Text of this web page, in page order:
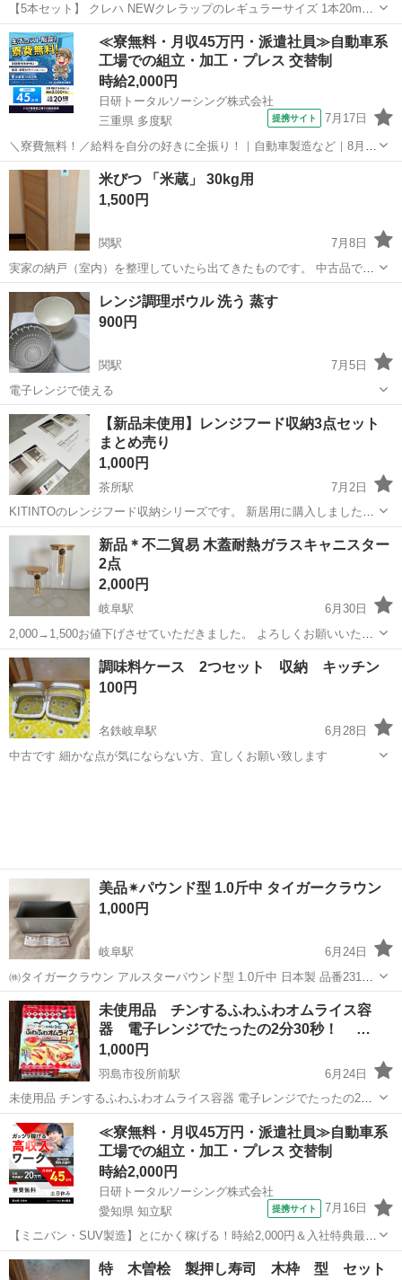
【5本セット】 クレハ NEWクレラップのレギュラーサイズ 1本20mが
5本 計100m すべて未開封 送料等の負担がないため安い単価で設定し
ております。 平日夜20時頃のお渡しが可能です。 土日祝のお渡しは要
相談とな...
岐阜 岐阜市 名鉄岐阜駅 調理器具 セット
≪寮無料・月収45万円・派遣社員≫自動車系
工場での組立・加工・プレス 交替制
時給2,000円
日研トータルソーシング株式会社
三重県 多度駅
提携サイト 7月17日
＼寮費無料！／給料を自分の好きに全振り！｜自動車製造など｜8月入
社特典最大20万円！｜入社から半年後には時給2,050円！さらに長く働
くほど時給UP☆ トヨタ車の製造（組立・加工など） トヨタ車体各工
場でのミニバン・SUV...
三重 いなべ市 多度駅 その他
米びつ 「米蔵」 30kg用
1,500円
関駅
7月8日
実家の納戸（室内）を整理していたら出てきたものです。 中古品で
す。 実家の母が購入したものです。 一人暮らしになって使わなくなっ
てしまったものです。 手作りの総桐の米びつとのことです。 30kg
用 幅23cm／...
岐阜 関市 関駅 調理器具
レンジ調理ボウル 洗う 蒸す
900円
関駅
7月5日
電子レンジで使える
岐阜 関市 関駅 調理器具
【新品未使用】レンジフード収納3点セット
まとめ売り
1,000円
茶所駅
7月2日
KITINTOのレンジフード収納シリーズです。 新居用に購入しました
が、レンジフードの形状・サイズが合わず取り付けできなかったため
出品します。 購入後は開封せず保管していた未使用品です。 （マグネ
ット収納のフードパネルの...
岐阜 岐阜市 茶所駅 調理器具
新品＊不二貿易 木蓋耐熱ガラスキャニスター
2点
2,000円
岐阜駅
6月30日
2,000→1,500お値下げさせていただきました。 よろしくお願いいたし
ます😊 -------------------------------------------- 不二貿易 耐熱ガラスキャニスタ
ー 木蓋 ...
岐阜 岐阜市 岐阜駅 木蓋
調味料ケース 2つセット 収納 キッチン
100円
名鉄岐阜駅
6月28日
中古です 細かな点が気にならない方、宜しくお願い致します
美品✴︎パウンド型 1.0斤中 タイガークラウン
1,000円
岐阜駅
6月24日
㈱タイガークラウン アルスターパウンド型 1.0斤中 日本製 品番2310
定価1,300円 (税込1,430円） パウンドケーキに代表されるバターケー
キやフルーツケーキ作りに最適な型です。パン焼型としても基本的な
型...
岐阜 岐阜市 岐阜駅 調理器具 タイガー
未使用品 チンするふわふわオムライス容
器 電子レンジでたったの2分30秒！ …
1,000円
羽島市役所前駅
6月24日
未使用品 チンするふわふわオムライス容器 電子レンジでたったの2分
30秒！ 「チンするレシピ ふわふわオムライス
岐阜 羽島市 羽島市役所前駅 調理器具 レシピ
≪寮無料・月収45万円・派遣社員≫自動車系
工場での組立・加工・プレス 交替制
時給2,000円
日研トータルソーシング株式会社
愛知県 知立駅
提携サイト 7月16日
【ミニバン・SUV製造】とにかく稼げる！時給2,000円＆入社特典最大
20万円支給！／寮費無料＆生活備品付き／土日休み／未経験OK＆研修
あり◎ ミニバン・SUV製造 トヨタ車体各工場でのミニバン・SUV新
愛知 刈谷市 知立駅 その他
特 木曽桧 製押し寿司 木枠 型 セット